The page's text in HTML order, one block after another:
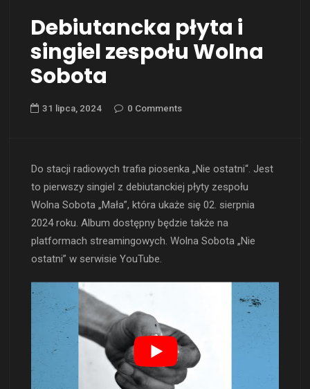
Debiutancka płyta i
singiel zespołu Wolna
Sobota
31 lipca, 2024 0 Comments
Do stacji radiowych trafia piosenka „Nie ostatni“. Jest
to pierwszy singiel z debiutanckiej płyty zespołu
Wolna Sobota „Mała”, która ukaże się 02. sierpnia
2024 roku. Album dostępny będzie także na
platformach streamingowych. Wolna Sobota „Nie
ostatni” w serwisie YouTube.